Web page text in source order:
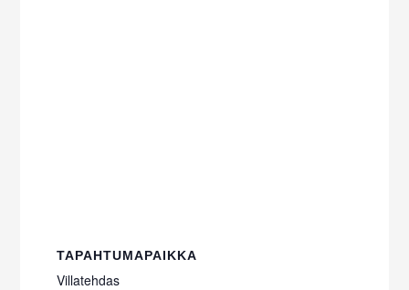
TAPAHTUMAPAIKKA
Villatehdas